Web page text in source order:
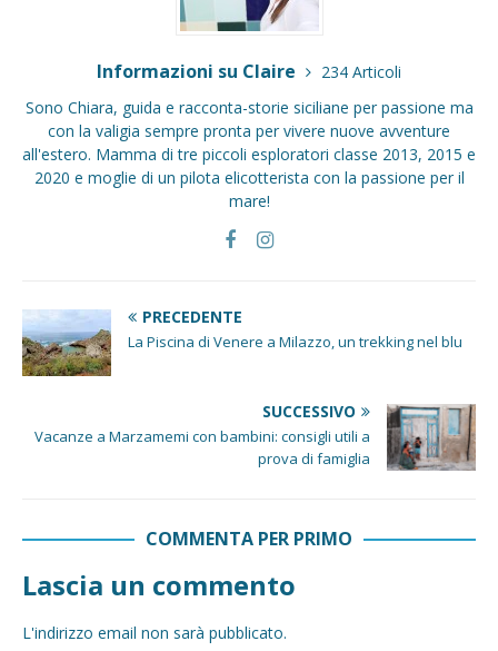
Informazioni su Claire
234 Articoli
Sono Chiara, guida e racconta-storie siciliane per passione ma
con la valigia sempre pronta per vivere nuove avventure
all'estero. Mamma di tre piccoli esploratori classe 2013, 2015 e
2020 e moglie di un pilota elicotterista con la passione per il
mare!
PRECEDENTE
La Piscina di Venere a Milazzo, un trekking nel blu
SUCCESSIVO
Vacanze a Marzamemi con bambini: consigli utili a
prova di famiglia
COMMENTA PER PRIMO
Lascia un commento
L'indirizzo email non sarà pubblicato.